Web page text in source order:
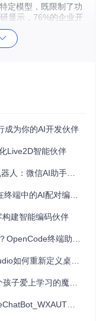
定模型，既限制了功
显示，76%的企业开
。
据任务类型（如快速
展示不同AI模型与
实现了"思考-编码-调
特别是在API调用、
的初级错误减少了4
速部署指南
成为你的AI开发伙伴
Live2D智能伙伴
手个性化对话系统全攻略
的AI配对编程助手
建智能编码伙伴
终端助手全方位使用指南
新定义桌面智能交互
上学习的魔法工具 ✨
打造专属智能聊天机器人